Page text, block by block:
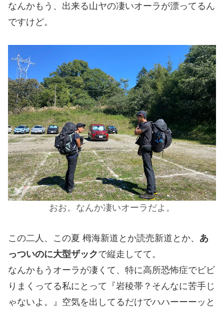
なんかもう、出来る山ヤの凄いオーラが漂ってるん
ですけど。
おお。なんか凄いオーラだよ。
この二人、この夏 栂海新道とか読売新道とか、 あ
っついのに大型ザックで縦走してて。
なんかもうオーラが凄くて、特に高所恐怖症でビビ
りまくってる私にとって『岩稜帯？そんなに苦手じ
ゃないよ。』空気を出してるだけでハハーーーッと